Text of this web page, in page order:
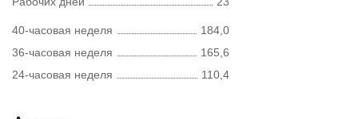
40-часовая неделя
184,0
36-часовая неделя
165,6
24-часовая неделя
110,4